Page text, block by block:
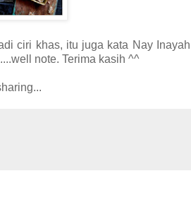
ciri khas, itu juga kata Nay
note. Terima kasih ^^